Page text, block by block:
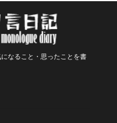
なること・思ったことを書